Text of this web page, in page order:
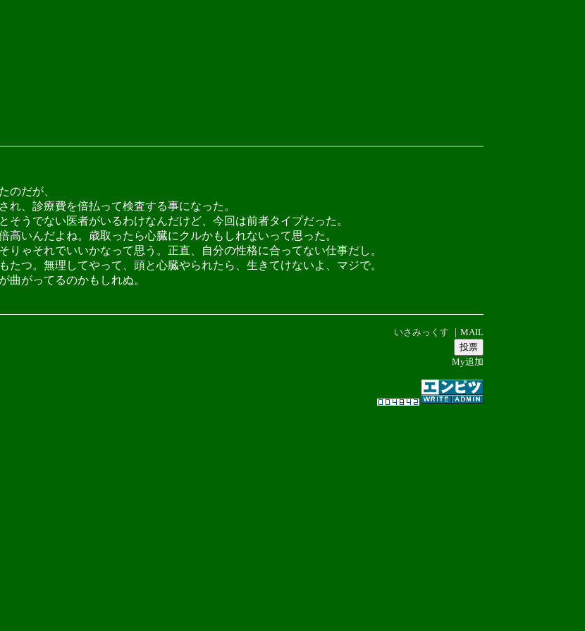
のだが、
れ、診療費を倍払って検査する事になった。
うでない医者がいるわけなんだけど、今回は前者タイプだった。
いんだよね。歳取ったら心臓にクルかもしれないって思った。
ゃそれでいいかなって思う。正直、自分の性格に合ってない仕事だし。
つ。無理してやって、頭と心臓やられたら、生きてけないよ、マジで。
曲がってるのかもしれぬ。
いさみっくす ｜ MAIL
My追加